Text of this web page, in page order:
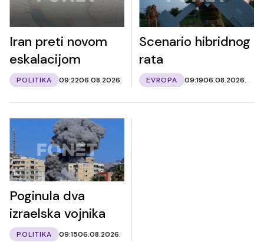
Iran preti novom
eskalacijom
POLITIKA 09:2206.08.2026.
Scenario hibridnog
rata
EVROPA 09:1906.08.2026.
Poginula dva
izraelska vojnika
POLITIKA 09:1506.08.2026.